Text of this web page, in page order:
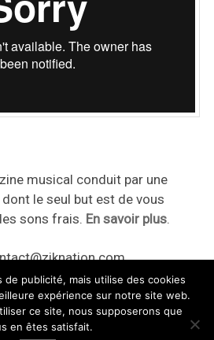
musical conduit par une
le seul but est de vous
sons frais. En savoir plus.
de publicité, mais utilise des cookies
expérience sur notre site web.
ce site, nous supposerons que
en êtes satisfait.